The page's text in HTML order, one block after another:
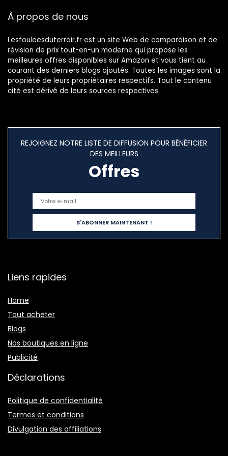
À propos de nous
Lesfouleesduterroir.fr est un site Web de comparaison et de
révision de prix tout-en-un moderne qui propose les
meilleures offres disponibles sur Amazon et vous tient au
courant des derniers blogs ajoutés. Toutes les images sont la
propriété de leurs propriétaires respectifs. Tout le contenu
cité est dérivé de leurs sources respectives.
REJOIGNEZ NOTRE LISTE DE DIFFUSION POUR BÉNÉFICIER
DES MEILLEURS
Offres
Liens rapides
Home
Tout acheter
Blogs
Nos boutiques en ligne
Publicité
Déclarations
Politique de confidentialité
Termes et conditions
Divulgation des affiliations